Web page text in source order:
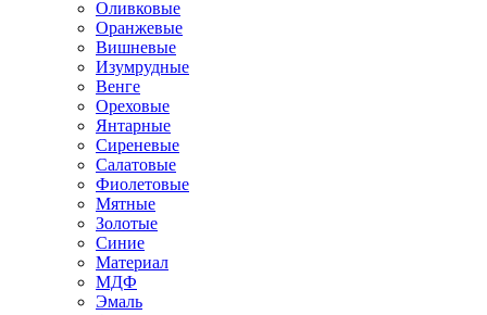
Оливковые
Оранжевые
Вишневые
Изумрудные
Венге
Ореховые
Янтарные
Сиреневые
Салатовые
Фиолетовые
Мятные
Золотые
Синие
Материал
МДФ
Эмаль